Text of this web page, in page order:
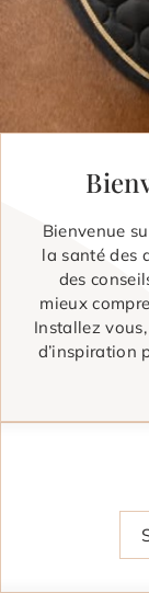
Bienvenue
la santé des
des
mieux
Installez
d’inspiration